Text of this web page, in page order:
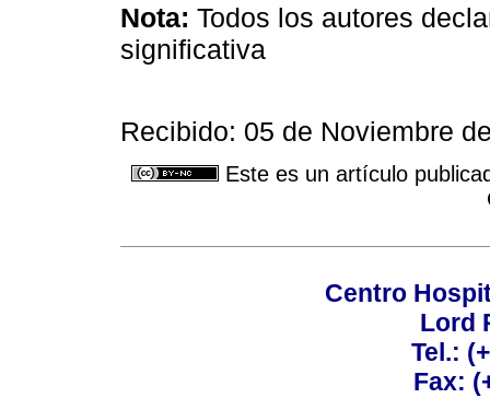
Nota: Todos los autores
significativa
Recibido: 05 de Noviembre
Este es un artículo
Centro
Lord
Tel.:
Fax: